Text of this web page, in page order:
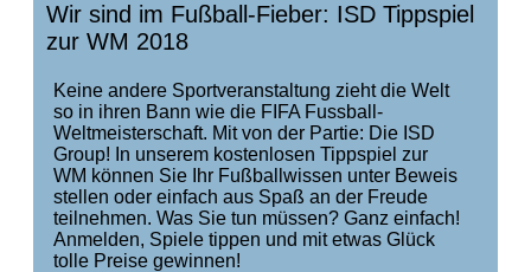
Wir sind im Fußball-Fieber: ISD Tippspiel
zur WM 2018
Keine andere Sportveranstaltung zieht die Welt
so in ihren Bann wie die FIFA Fussball-
Weltmeisterschaft. Mit von der Partie: Die ISD
Group! In unserem kostenlosen Tippspiel zur
WM können Sie Ihr Fußballwissen unter Beweis
stellen oder einfach aus Spaß an der Freude
teilnehmen. Was Sie tun müssen? Ganz einfach!
Anmelden, Spiele tippen und mit etwas Glück
tolle Preise gewinnen!